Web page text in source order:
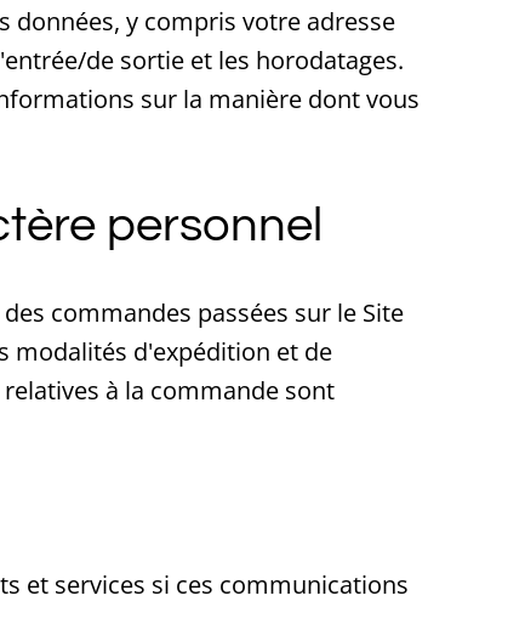
données, y compris votre adresse
de sortie et les horodatages.
sur la manière dont vous
personnel
commandes passées sur le Site
modalités d'expédition et de
à la commande sont
et services si ces communications